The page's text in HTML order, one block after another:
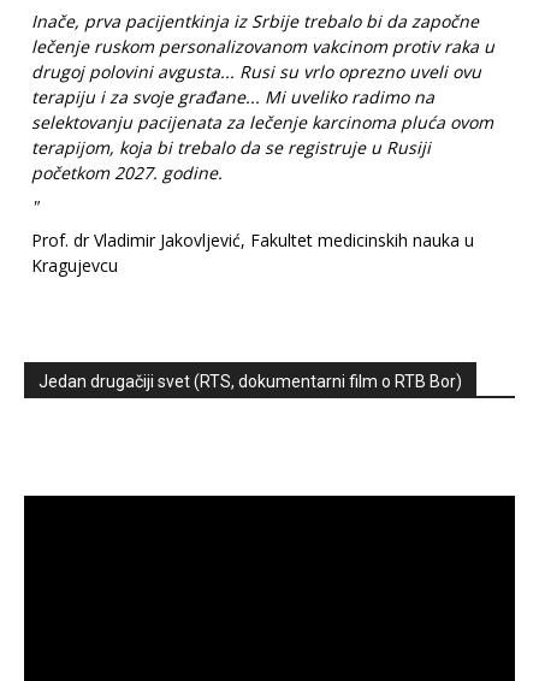
Inače, prva pacijentkinja iz Srbije trebalo bi da započne
lečenje ruskom personalizovanom vakcinom protiv raka u
drugoj polovini avgusta... Rusi su vrlo oprezno uveli ovu
terapiju i za svoje građane... Mi uveliko radimo na
selektovanju pacijenata za lečenje karcinoma pluća ovom
terapijom, koja bi trebalo da se registruje u Rusiji
početkom 2027. godine.
"
Prof. dr Vladimir Jakovljević, Fakultet medicinskih nauka u
Kragujevcu
Jedan drugačiji svet (RTS, dokumentarni film o RTB Bor)